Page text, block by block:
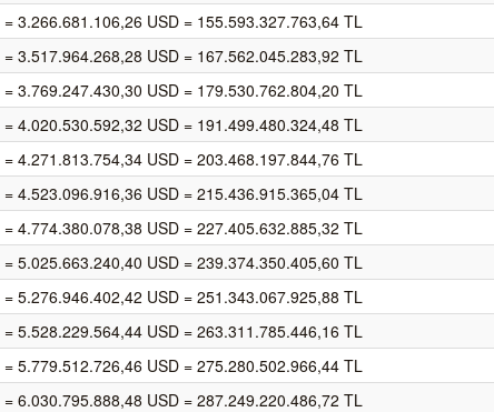
= 3.266.681.106,26 USD = 155.593.327.763,64 TL
= 3.517.964.268,28 USD = 167.562.045.283,92 TL
= 3.769.247.430,30 USD = 179.530.762.804,20 TL
= 4.020.530.592,32 USD = 191.499.480.324,48 TL
= 4.271.813.754,34 USD = 203.468.197.844,76 TL
= 4.523.096.916,36 USD = 215.436.915.365,04 TL
= 4.774.380.078,38 USD = 227.405.632.885,32 TL
= 5.025.663.240,40 USD = 239.374.350.405,60 TL
= 5.276.946.402,42 USD = 251.343.067.925,88 TL
= 5.528.229.564,44 USD = 263.311.785.446,16 TL
= 5.779.512.726,46 USD = 275.280.502.966,44 TL
= 6.030.795.888,48 USD = 287.249.220.486,72 TL